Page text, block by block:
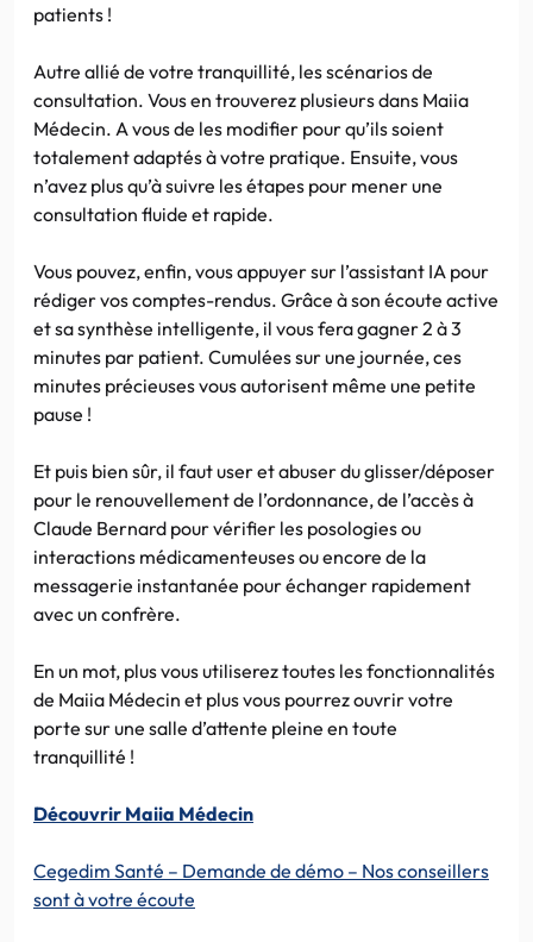
patients !
Autre allié de votre tranquillité, les scénarios de
consultation. Vous en trouverez plusieurs dans Maiia
Médecin. A vous de les modifier pour qu’ils soient
totalement adaptés à votre pratique. Ensuite, vous
n’avez plus qu’à suivre les étapes pour mener une
consultation fluide et rapide.
Vous pouvez, enfin, vous appuyer sur l’assistant IA pour
rédiger vos comptes-rendus. Grâce à son écoute active
et sa synthèse intelligente, il vous fera gagner 2 à 3
minutes par patient. Cumulées sur une journée, ces
minutes précieuses vous autorisent même une petite
pause !
Et puis bien sûr, il faut user et abuser du glisser/déposer
pour le renouvellement de l’ordonnance, de l’accès à
Claude Bernard pour vérifier les posologies ou
interactions médicamenteuses ou encore de la
messagerie instantanée pour échanger rapidement
avec un confrère.
En un mot, plus vous utiliserez toutes les fonctionnalités
de Maiia Médecin et plus vous pourrez ouvrir votre
porte sur une salle d’attente pleine en toute
tranquillité !
Découvrir Maiia Médecin
Cegedim Santé – Demande de démo – Nos conseillers
sont à votre écoute